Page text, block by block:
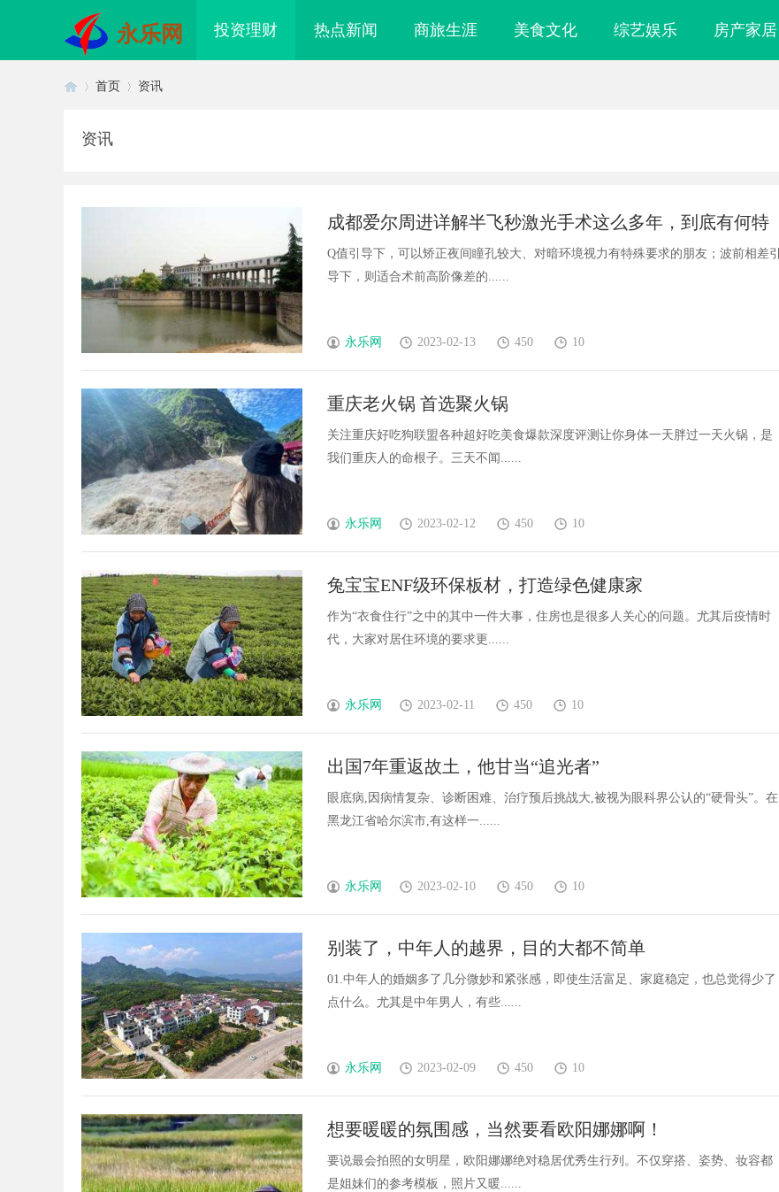
永乐网 投资理财 热点新闻 商旅生涯 美食文化 综艺娱乐 房产家居
首页 资讯
资讯
成都爱尔周进详解半飞秒激光手术这么多年，到底有何特
别
Q值引导下，可以矫正夜间瞳孔较大、对暗环境视力有特殊要求的朋友；波前相差引
导下，则适合术前高阶像差的......
永乐网 2023-02-13 450 10
重庆老火锅 首选聚火锅
关注重庆好吃狗联盟各种超好吃美食爆款深度评测让你身体一天胖过一天火锅，是
我们重庆人的命根子。三天不闻......
永乐网 2023-02-12 450 10
兔宝宝ENF级环保板材，打造绿色健康家
作为“衣食住行”之中的其中一件大事，住房也是很多人关心的问题。尤其后疫情时
代，大家对居住环境的要求更......
永乐网 2023-02-11 450 10
出国7年重返故土，他甘当“追光者”
眼底病,因病情复杂、诊断困难、治疗预后挑战大,被视为眼科界公认的“硬骨头”。在
黑龙江省哈尔滨市,有这样一......
永乐网 2023-02-10 450 10
别装了，中年人的越界，目的大都不简单
01.中年人的婚姻多了几分微妙和紧张感，即使生活富足、家庭稳定，也总觉得少了
点什么。尤其是中年男人，有些......
永乐网 2023-02-09 450 10
想要暖暖的氛围感，当然要看欧阳娜娜啊！
要说最会拍照的女明星，欧阳娜娜绝对稳居优秀生行列。不仅穿搭、姿势、妆容都
是姐妹们的参考模板，照片又暖......
军代言人：打造品牌与体育精 LAVIDA乐樱国际医疗中心 贝净 AC 国际医疗实验室，标准化研